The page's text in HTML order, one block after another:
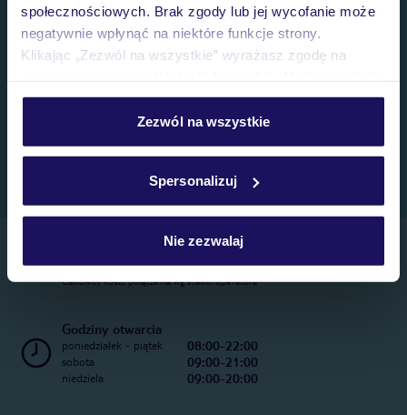
społecznościowych. Brak zgody lub jej wycofanie może
negatywnie wpłynąć na niektóre funkcje strony.
Klikając „Zezwól na wszystkie” wyrażasz zgodę na
personalizować swój wybór wchodząc w zakładkę
Szczegółowe informacje o plikach cookie znajdziesz
Zezwól na wszystkie
Spersonalizuj
Nie zezwalaj
Telefoniczne Centrum Rezerwacji
22 270 31 20
Całkowity koszt połączenia wg stawki operatora
Godziny otwarcia
poniedziałek - piątek 08:00-22:00
sobota 09:00-21:00
niedziela 09:00-20:00